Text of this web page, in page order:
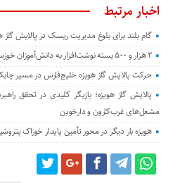
اخبار مرتبط
گام بلند برای بلوغ مدیریت ریسک در پالایش
۲ هزار و ۵۰۰ بسته نوشت‌افزار به دانش‌آموزان خوزستان رسید
حرکت پالایش گاز هویزه خلیج‌فارس در مسیر
پالایش گاز هویزه؛ بازیگر کلیدی در تحقق
مشعل‌های غرب‌کارون و دارخوین
هویزه بار دیگر در محور تأمین پایدار خوراک